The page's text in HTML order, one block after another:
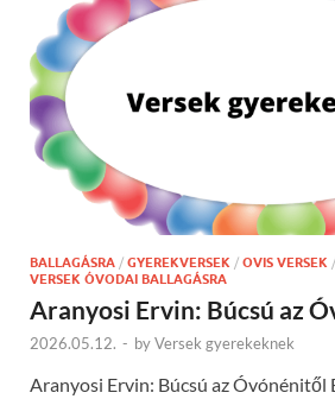
BALLAGÁSRA / GYEREKVERSEK / OVIS VERSEK /
VERSEK ÓVODAI BALLAGÁSRA
Aranyosi Ervin: Búcsú az
2026.05.12. - byVersek gyerekeknek
Aranyosi Ervin: Búcsú az Óvónénitől